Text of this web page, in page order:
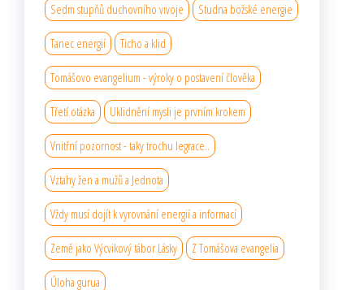
Sedm stupňů duchovního vıvoje Studna božské energie
Tanec energií Ticho a klid
Tomášovo evangelium - výroky o postavení člověka
Třetí otázka Uklidnění mysli je prvním krokem
Vnitřní pozornost - taky trochu legrace..
Vztahy žen a mužů a Jednota
Vždy musí dojít k vyrovnání energií a informací
Země jako Výcvikový tábor Lásky Z Tomášova evangelia
Úloha gurua